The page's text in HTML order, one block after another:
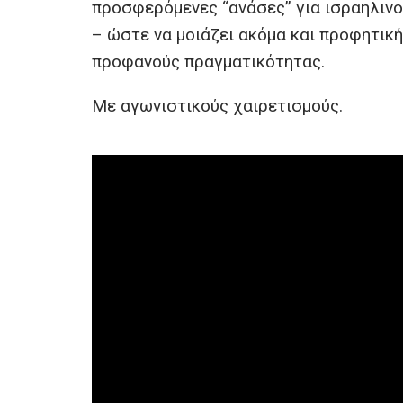
προσφερόμενες “ανάσες” για
– ώστε να μοιάζει ακόμα και
προφανούς πραγματικότητας.
Με αγωνιστικούς χαιρετισμούς.